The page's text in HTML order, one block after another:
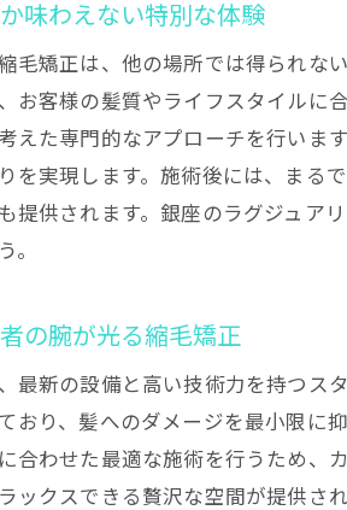
味わえない特別な体験
毛矯正は、他の場所では得られな
お客様の髪質やライフスタイルに
えた専門的なアプローチを行いま
を実現します。施術後には、まる
提供されます。銀座のラグジュア
。
の腕が光る縮毛矯正
最新の設備と高い技術力を持つス
おり、髪へのダメージを最小限に
合わせた最適な施術を行うため、
ックスできる贅沢な空間が提供さ